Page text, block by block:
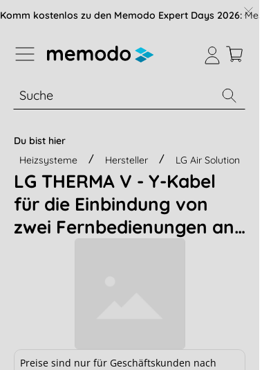
der B2B-Plattform springen
Komm kostenlos zu den Memodo Expert Days 2026:
% Sale Module Wechselrichter
Du bist hier
Heizsysteme
Hersteller LG Air Solution
LG THERMA V - Y-Kabel
für die Einbindung von
zwei Fernbedienungen an
Preise sind nur für Geschäftskunden nach